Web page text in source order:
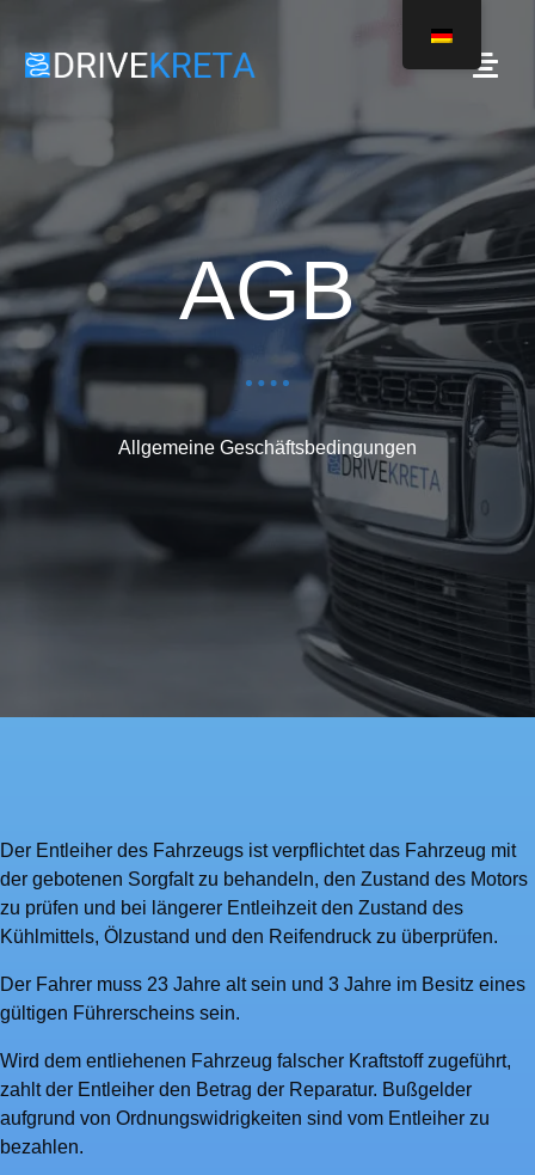
AGB
Allgemeine Geschäftsbedingungen
Der Entleiher des Fahrzeugs ist verpflichtet das Fahrzeug mit
der gebotenen Sorgfalt zu behandeln, den Zustand des Motors
zu prüfen und bei längerer Entleihzeit den Zustand des
Kühlmittels, Ölzustand und den Reifendruck zu überprüfen.
Der Fahrer muss 23 Jahre alt sein und 3 Jahre im Besitz eines
gültigen Führerscheins sein.
Wird dem entliehenen Fahrzeug falscher Kraftstoff zugeführt,
zahlt der Entleiher den Betrag der Reparatur. Bußgelder
aufgrund von Ordnungswidrigkeiten sind vom Entleiher zu
bezahlen.